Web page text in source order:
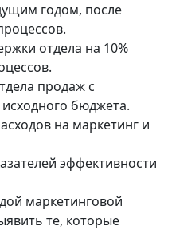
годом, после
отдела на 10%
продаж с
бюджета.
на маркетинг и
эффективности
маркетинговой
те, которые